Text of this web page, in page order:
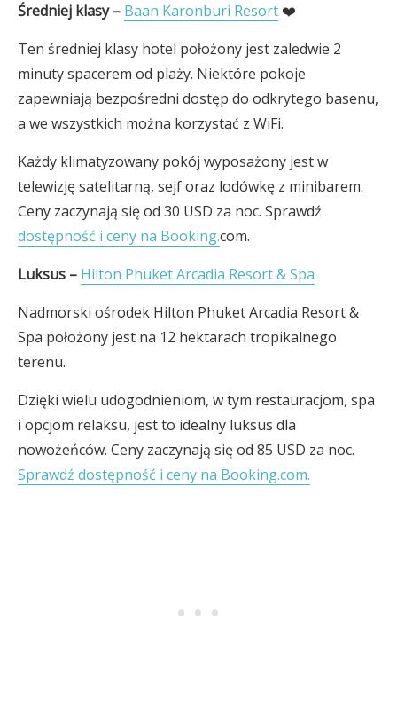
Średniej klasy – Baan Karonburi Resort ❤️
Ten średniej klasy hotel położony jest zaledwie 2
minuty spacerem od plaży. Niektóre pokoje
zapewniają bezpośredni dostęp do odkrytego basenu,
a we wszystkich można korzystać z WiFi.
Każdy klimatyzowany pokój wyposażony jest w
telewizję satelitarną, sejf oraz lodówkę z minibarem.
Ceny zaczynają się od 30 USD za noc. Sprawdź
dostępność i ceny na Booking.com.
Luksus – Hilton Phuket Arcadia Resort & Spa
Nadmorski ośrodek Hilton Phuket Arcadia Resort &
Spa położony jest na 12 hektarach tropikalnego
terenu.
Dzięki wielu udogodnieniom, w tym restauracjom, spa
i opcjom relaksu, jest to idealny luksus dla
nowożeńców. Ceny zaczynają się od 85 USD za noc.
Sprawdź dostępność i ceny na Booking.com.